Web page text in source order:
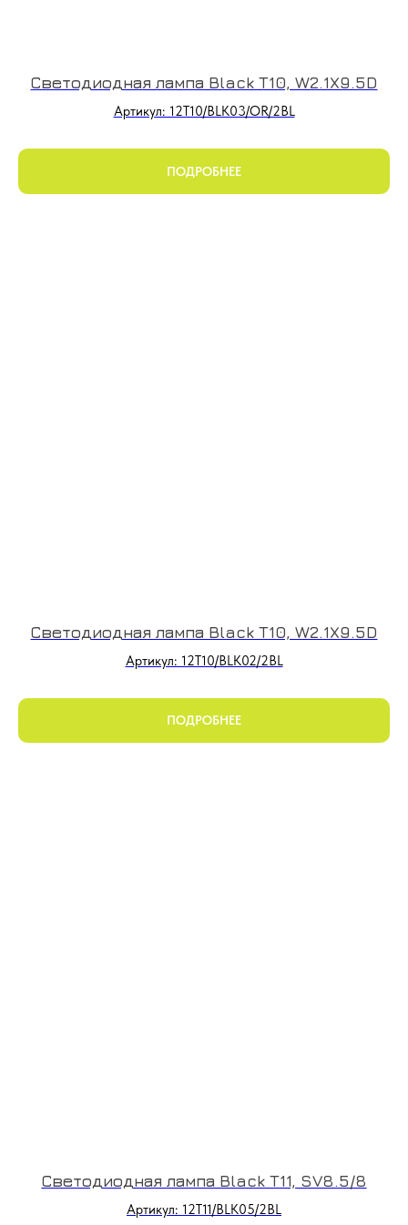
Светодиодная лампа Black T10, W2.1X9.5D
Артикул: 12T10/BLK03/OR/2BL
ПОДРОБНЕЕ
Светодиодная лампа Black T10, W2.1X9.5D
Артикул: 12T10/BLK02/2BL
ПОДРОБНЕЕ
Светодиодная лампа Black T11, SV8.5/8
Артикул: 12T11/BLK05/2BL